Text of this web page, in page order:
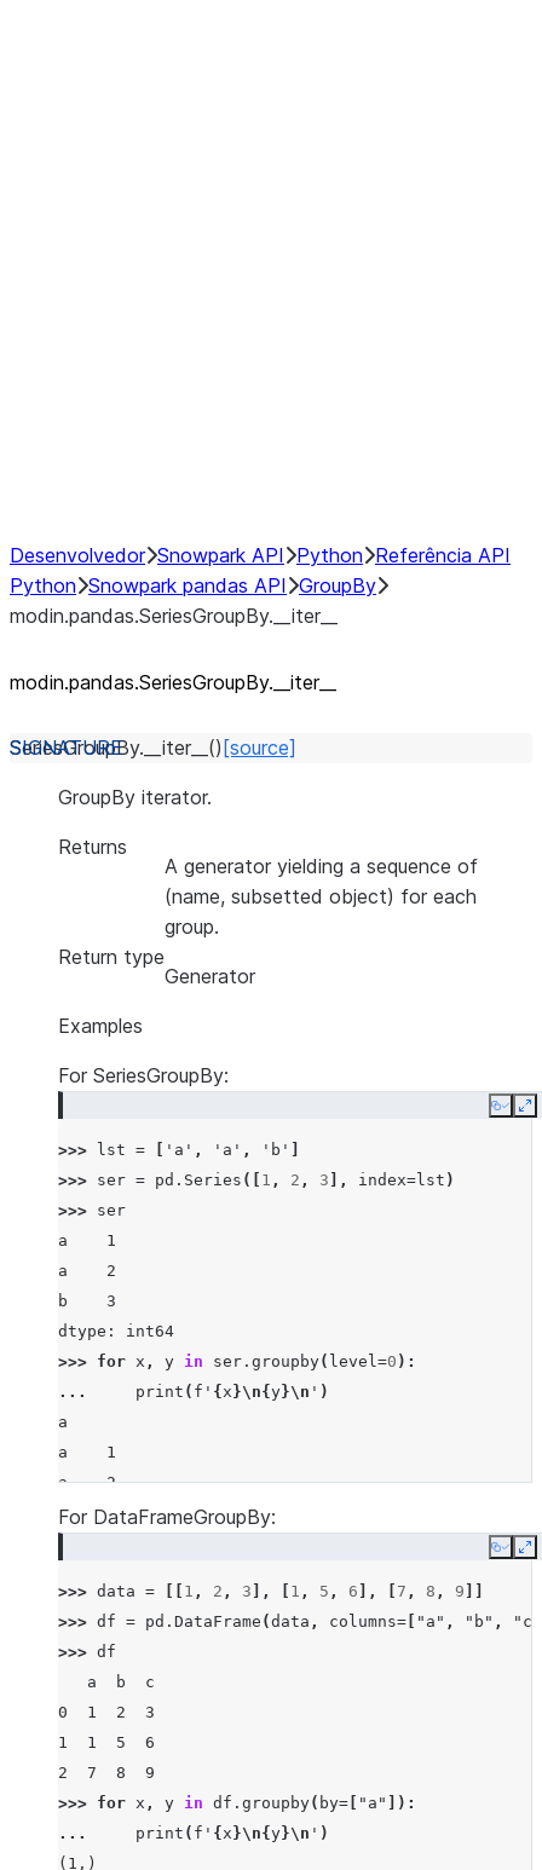
Desenvolvedor Snowpark API Python Referência API
Python Snowpark pandas API GroupBy
modin.pandas.SeriesGroupBy.__iter__
modin.pandas.SeriesGroupBy._ iter_
SeriesGroupBy. __iter__ () [source]
GroupBy iterator.
Returns
A generator yielding a sequence of
(name, subsetted object) for each
group.
Return type
Generator
Examples
For SeriesGroupBy:
Copy
>>> lst = 'a' , 'a' , 'b'
>>> ser = pd . Series ([ 1 , 2 , 3 ], index=lst )
>>> ser
a    1
a    2
b    3
dtype: int64
>>> for x , y in ser . groupby( level=0 ):
...
print ( f ' { x }\n{ y}\n ' )
a
a    1
a    2
dtype: int64
dtype: int64
For DataFrameGroupBy:
Copy
>>> data = 1 , 2 , 3 ], 1 , 5 , 6 ], 7 , 8 , 9
>>> df = pd . DataFrame (data , columns= "a" , "b" ,
"c"
>>> df
   a  b  c
0  1  2  3
1  1  5  6
2  7  8  9
>>> for x , y in df . groupby( by= "a"
]):
...
print ( f ' { x }\n{ y}\n ' )
(1,)